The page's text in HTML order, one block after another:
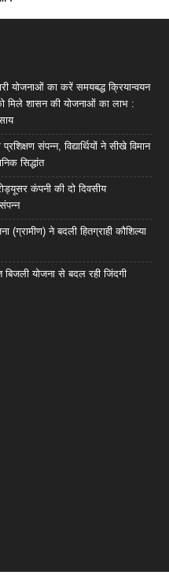
योजनाओं का करें समयबद्ध क्रियान्वयन
मिले शासन की योजनाओं का लाभ :
संपन्न, विद्यार्थियों ने सीखे विमान
सिद्धांत
कंपनी की दो दिवसीय
(ग्रामीण) ने बदली हितग्राही कौशिल्या
बिजली योजना से बदल रही जिंदगी